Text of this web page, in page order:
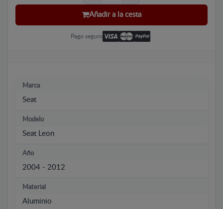
Añadir a la cesta
Pago seguro
Marca
Seat
Modelo
Seat Leon
Año
2004 - 2012
Material
Aluminio